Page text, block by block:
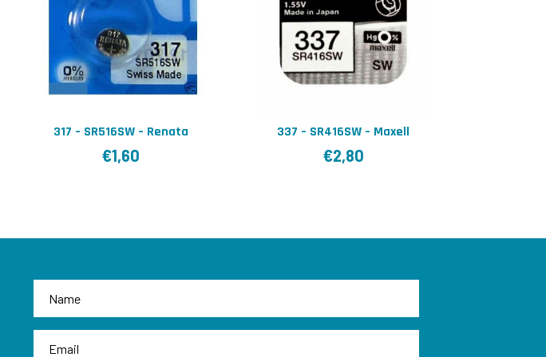
317 – SR516SW – Renata
€1,60
337 – SR416SW – Maxell
€2,80